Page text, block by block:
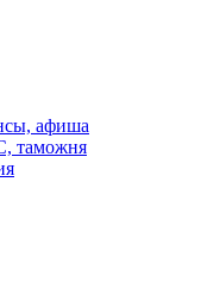
афиша
таможня